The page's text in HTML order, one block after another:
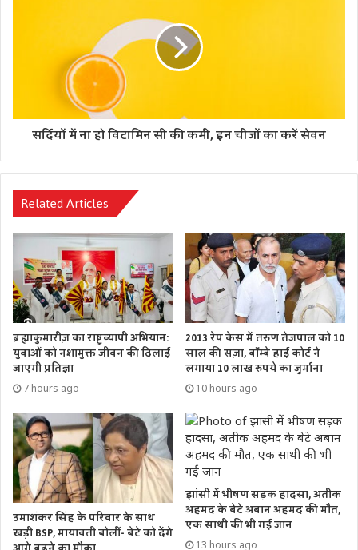
उन्होंने कहा कि ग्राम, क्षेत्र एवं जिला पंचायतों का सशक्तिकरण बहुत
जरूरी है। सर्वांगीण विकास के लिए ग्रामीण एवं शहरी क्षेत्रों का समान
विकास हो, इसके लिए लगातार प्रयास हो रहे हैं। प्रधानमंत्री नरेन्द्र मोदी ने
सबका साथ सबका विकास एवं आत्मनिर्भर भारत का जो संकल्प लिया
है इस दिशा में देश तेजी से आगे बढ़ रहा है। लोक सभा अध्यक्ष श्री ओम
बिड़ला ने कहा कि देवभूमि उत्तराखण्ड की धरती पुण्य एवं तप की भूमि
है। सदियों से तपस्वियों, ऋषियों एवं मनीषियों ने उत्तराखण्ड में तप
किया। यह हमारी आस्था की धरती है, श्री बद्रीनाथ, श्री केदारनाथ सहित
चारधाम यहां स्थित हैं।
उन्होंने कहा कि देवभूमि उत्तराखण्ड आने पर उन्हें मानसिक व शारीरिक
रूप से नई ऊर्जा और स्फूर्ति का अनुभव होता है। इससे पूर्व उन्हें
सर्दियों में ना हो विटामिन सी की कमी, इन चीजों का करें सेवन
Related Articles
ब्रह्माकुमारीज़ का राष्ट्रव्यापी अभियान:
युवाओं को नशामुक्त जीवन की दिलाई
जाएगी प्रतिज्ञा
7 hours ago
2013 रेप केस में तरुण तेजपाल को 10
साल की सज़ा, बॉम्बे हाई कोर्ट ने
लगाया 10 लाख रुपये का जुर्माना
10 hours ago
उमाशंकर सिंह के परिवार के साथ
खड़ी BSP, मायावती बोलीं- बेटे को देंगे
झांसी में भीषण सड़क हादसा, अतीक
अहमद के बेटे अबान अहमद की मौत,
एक साथी की भी गई जान
13 hours ago